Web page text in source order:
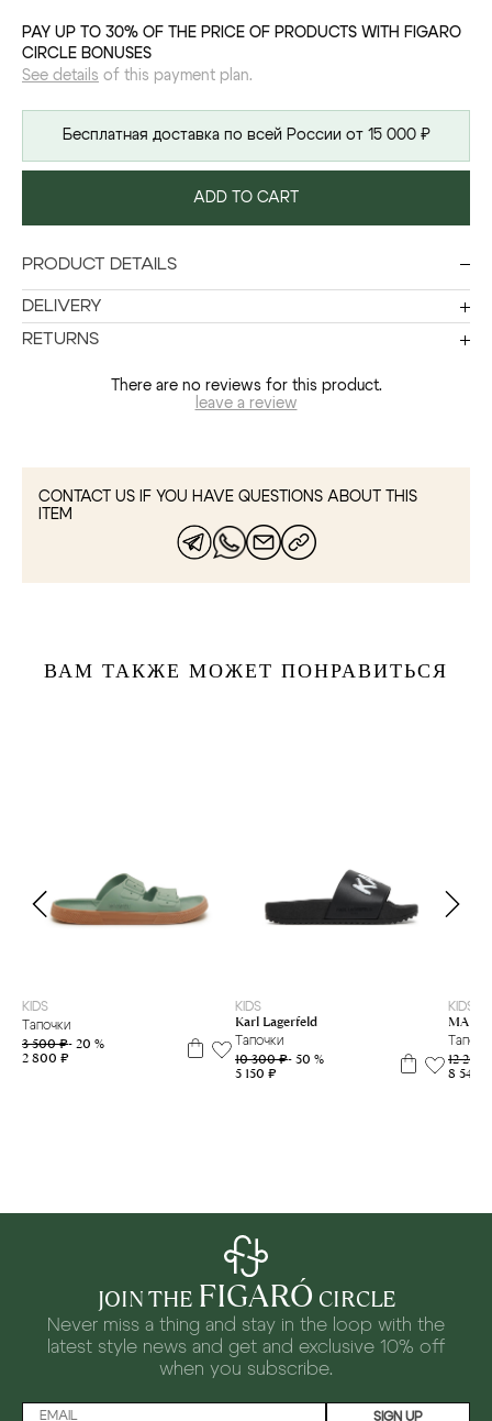
PAY UP TO 30% OF THE PRICE OF PRODUCTS WITH FIGARO
CIRCLE BONUSES
See details of this payment plan.
Бесплатная доставка по всей России от 15 000 ₽
ADD TO CART
PRODUCT DETAILS
DELIVERY
RETURNS
There are no reviews for this product.
leave a review
CONTACT US IF YOU HAVE QUESTIONS ABOUT THIS
ITEM
ВАМ ТАКЖЕ МОЖЕТ ПОНРАВИТЬСЯ
KIDS
Тапочки
3 500 ₽- 20 %
2 800 ₽
KIDS
Karl Lagerfeld
Тапочки
10 300 ₽- 50 %
5 150 ₽
KIDS
MARC
12 200
8 540 ₽
JOIN THE FIGARÓ CIRCLE
Never miss a thing and stay in the loop with the
latest style news and get and exclusive 10% off
when you subscribe.
SIGN UP